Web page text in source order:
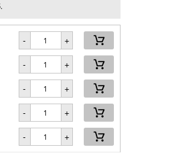
- +
- +
- +
- +
- +